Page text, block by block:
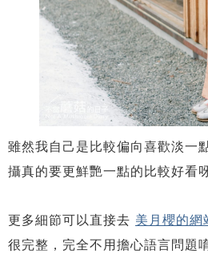
雖然我自己是比較偏向喜歡淡一
攝真的要更鮮艷一點的比較好看
更多細節可以直接去 美月櫻的網
很完整，完全不用擔心語言問題